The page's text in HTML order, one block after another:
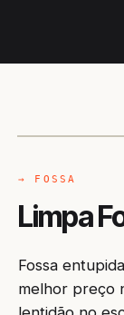
→ FOSSA
Limpa
Fossa
melhor preço